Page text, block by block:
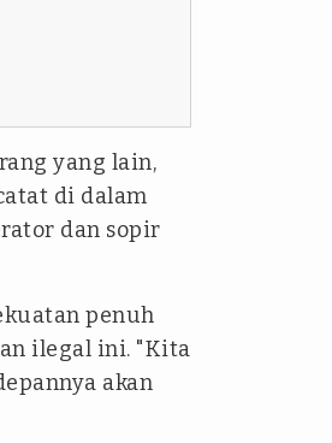
yang lain,
di dalam
dan sopir
penuh
ilegal ini. "Kita
akan